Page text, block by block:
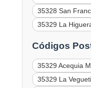
35328 San
35329 La
Códigos
35329 Acequia
35329 La